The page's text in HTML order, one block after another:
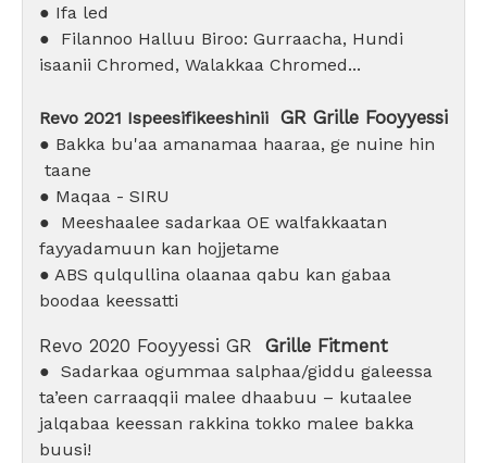
● Ifa led
● Filannoo Halluu Biroo: Gurraacha, Hundi
isaanii Chromed, Walakkaa Chromed...
Revo 2021 Ispeesifikeeshinii GR Grille Fooyyessi
● Bakka bu'aa amanamaa haaraa, ge nuine hin
taane
● Maqaa - SIRU
● Meeshaalee sadarkaa OE walfakkaatan
fayyadamuun kan hojjetame
● ABS qulqullina olaanaa qabu kan gabaa
boodaa keessatti
Revo 2020 Fooyyessi GR Grille Fitment
● Sadarkaa ogummaa salphaa/giddu galeessa
ta’een carraaqqii malee dhaabuu – kutaalee
jalqabaa keessan rakkina tokko malee bakka
buusi!